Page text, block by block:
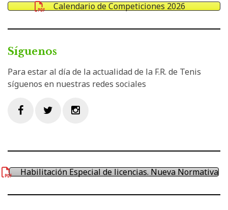
Calendario de Competiciones 2026
Síguenos
Para estar al día de la actualidad de la F.R. de Tenis
síguenos en nuestras redes sociales
Habilitación Especial de licencias. Nueva Normativa